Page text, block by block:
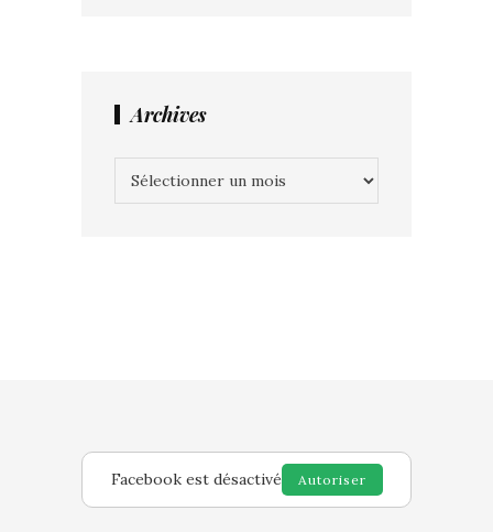
Archives
Facebook est désactivé Autoriser